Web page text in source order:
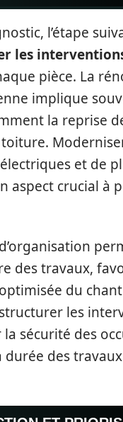
l’étape
les
pièce. La
implique
la reprise
et de
aspect crucial à
des travaux,
du
les
sécurité des
durée des